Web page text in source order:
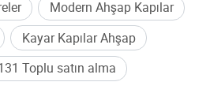
Modern Ahşap Kapılar
Kayar Kapılar Ahşap
Toplu satın alma